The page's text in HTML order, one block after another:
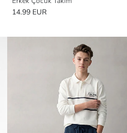
14.99 EUR